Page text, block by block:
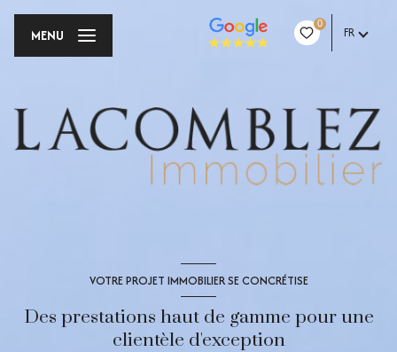
0
FR
MENU
VOTRE PROJET IMMOBILIER SE CONCRÉTISE
Des prestations haut de gamme pour une
clientèle d'exception